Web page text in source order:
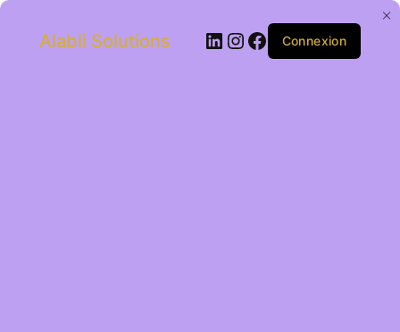
Alabli Solutions Connexion